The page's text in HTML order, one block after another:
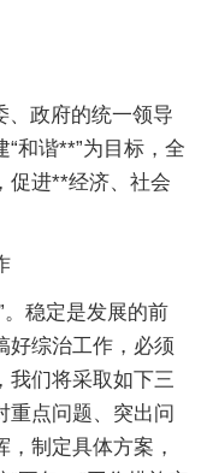
、政府的统一领导
和谐**”为目标，全
促进**经济、社会
。稳定是发展的前
好综治工作，必须
我们将采取如下三
重点问题、突出问
制定具体方案，